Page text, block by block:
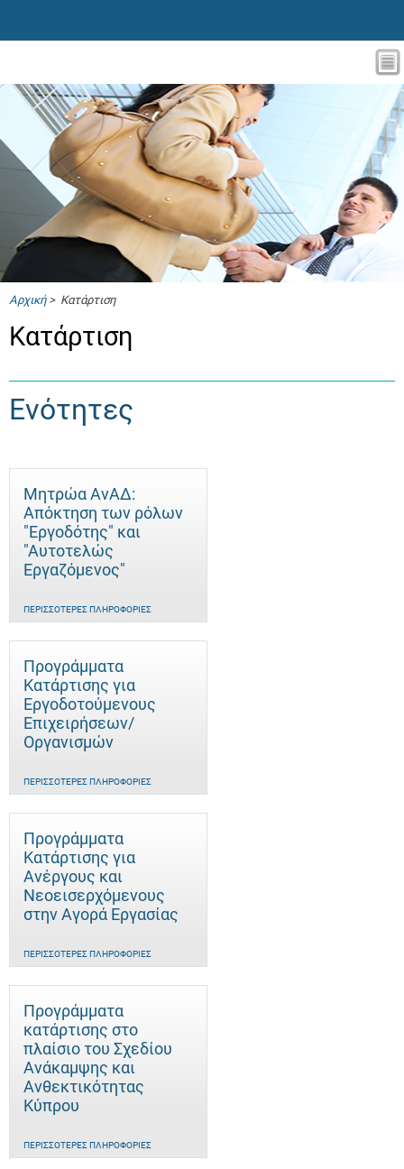
Αρχική> Κατάρτιση
Κατάρτιση
Ενότητες
Μητρώα ΑνΑΔ:
Απόκτηση των ρόλων
"Εργοδότης" και
"Αυτοτελώς
Eργαζόμενος"
ΠΕΡΙΣΣΌΤΕΡΕΣ ΠΛΗΡΟΦΟΡΊΕΣ
Προγράμματα
Κατάρτισης για
Εργοδοτούμενους
Επιχειρήσεων/
Οργανισμών
ΠΕΡΙΣΣΌΤΕΡΕΣ ΠΛΗΡΟΦΟΡΊΕΣ
Προγράμματα
Κατάρτισης για
Ανέργους και
Νεοεισερχόμενους
στην Αγορά Εργασίας
ΠΕΡΙΣΣΌΤΕΡΕΣ ΠΛΗΡΟΦΟΡΊΕΣ
Προγράμματα
κατάρτισης στο
πλαίσιο του Σχεδίου
Ανάκαμψης και
Ανθεκτικότητας
Κύπρου
ΠΕΡΙΣΣΌΤΕΡΕΣ ΠΛΗΡΟΦΟΡΊΕΣ